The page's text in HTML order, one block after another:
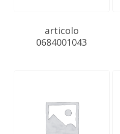
articolo
0684001043